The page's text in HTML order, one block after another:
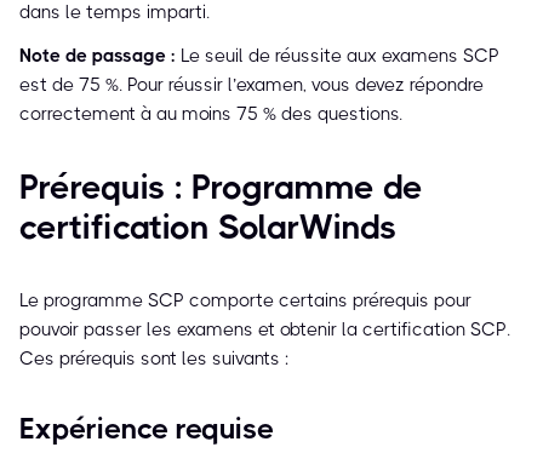
dans le temps imparti.
Note de passage : Le seuil de réussite aux examens SCP
est de 75 %. Pour réussir l’examen, vous devez répondre
correctement à au moins 75 % des questions.
Prérequis : Programme de
certification SolarWinds
Le programme SCP comporte certains prérequis pour
pouvoir passer les examens et obtenir la certification SCP.
Ces prérequis sont les suivants :
Expérience requise